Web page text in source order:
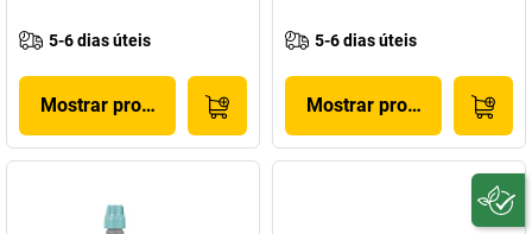
5-6 dias úteis
Mostrar produto
5-6 dias úteis
Mostrar produto